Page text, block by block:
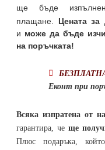
ще бъде
плащане. Цената за
и може да бъде
на поръчката!
Еконт при
Всяка изпратена от
гарантира, че ще
Плюс подаръка,